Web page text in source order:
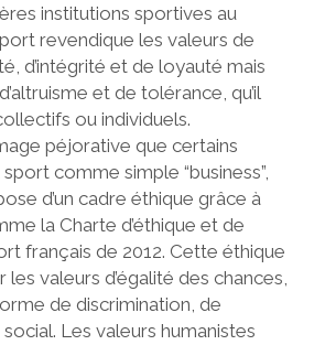
institutions sportives au
revendique les valeurs de
d’intégrité et de loyauté mais
et de tolérance, qu’il
ou individuels.
péjorative que certains
comme simple “business”,
d’un cadre éthique grâce à
la Charte d’éthique et de
français de 2012. Cette éthique
valeurs d’égalité des chances,
de discrimination, de
Les valeurs humanistes